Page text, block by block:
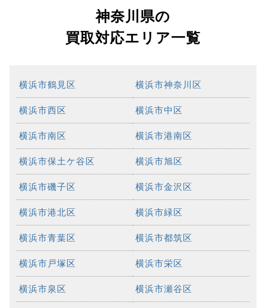
神奈川県の
買取対応エリア一覧
横浜市鶴見区 横浜市神奈川区
横浜市西区 横浜市中区
横浜市南区 横浜市港南区
横浜市保土ケ谷区 横浜市旭区
横浜市磯子区 横浜市金沢区
横浜市港北区 横浜市緑区
横浜市青葉区 横浜市都筑区
横浜市戸塚区 横浜市栄区
横浜市泉区 横浜市瀬谷区